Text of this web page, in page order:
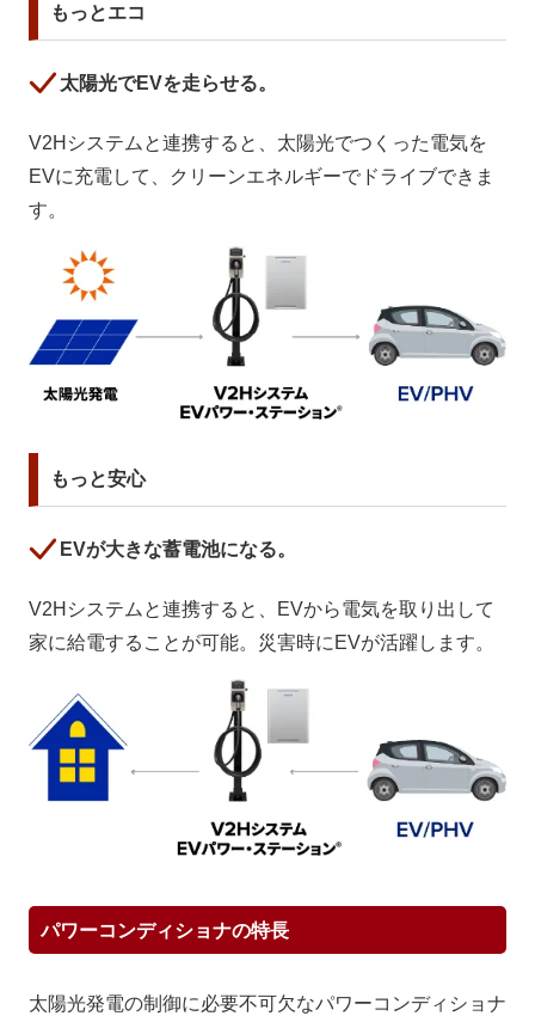
もっとエコ
太陽光でEVを走らせる。
V2Hシステムと連携すると、太陽光でつくった電気を
EVに充電して、クリーンエネルギーでドライブできま
す。
もっと安心
EVが大きな蓄電池になる。
V2Hシステムと連携すると、EVから電気を取り出して
家に給電することが可能。災害時にEVが活躍します。
パワーコンディショナの特長
太陽光発電の制御に必要不可欠なパワーコンディショナ